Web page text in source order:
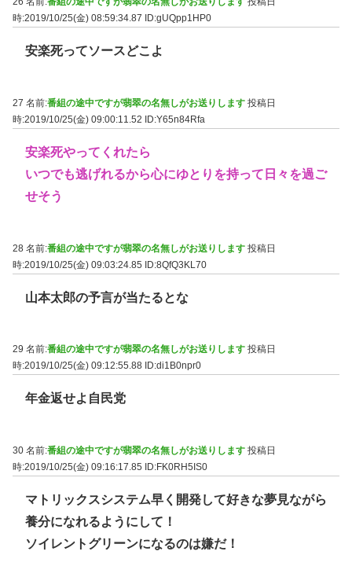
時:2019/10/25(金) 08:59:34.87
ID:gUQpp1HP0
安楽死ってソースどこよ
27 名前:番組の途中ですが翡翠の名無しがお送りします 投稿日
時:2019/10/25(金) 09:00:11.52
ID:Y65n84Rfa
安楽死やってくれたら
いつでも逃げれるから心にゆとりを持って日々を過ご
せそう
28 名前:番組の途中ですが翡翠の名無しがお送りします 投稿日
時:2019/10/25(金) 09:03:24.85 ID:8QfQ3KL70
山本太郎の予言が当たるとな
29 名前:番組の途中ですが翡翠の名無しがお送りします 投稿日
時:2019/10/25(金) 09:12:55.88 ID:di1B0npr0
年金返せよ自民党
30 名前:番組の途中ですが翡翠の名無しがお送りします 投稿日
時:2019/10/25(金) 09:16:17.85 ID:FK0RH5IS0
マトリックスシステム早く開発して好きな夢見ながら
養分になれるようにして！
ソイレントグリーンになるのは嫌だ！